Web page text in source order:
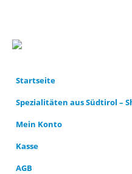
Startseite
Spezialitäten aus Südtirol –
Mein Konto
Kasse
AGB